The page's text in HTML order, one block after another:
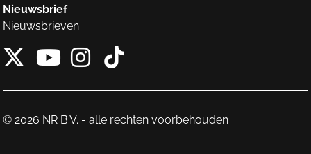
Nieuwsbrief
Nieuwsbrieven
X van NieuwRechts
Instagram van
Tiktok van
© 2026 NR B.V. - alle rechten voorbehouden